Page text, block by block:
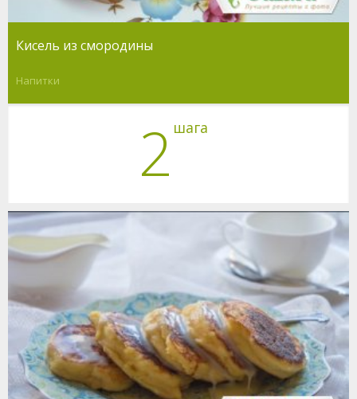
Кисель из смородины
Напитки
2 шага